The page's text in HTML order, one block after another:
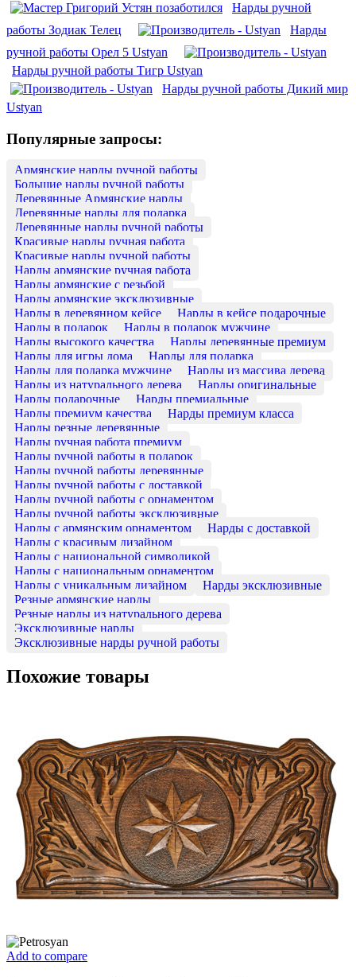
Нарды ручной
работы Зодиак Телец
Нарды
ручной работы Орел 5 Ustyan
Нарды ручной работы Тигр Ustyan
Нарды ручной работы Дикий мир
Ustyan
Популярные запросы:
Армянские нарды ручной работы
Большие нарды ручной работы
Деревянные Армянские нарды
Деревянные нарды для подарка
Деревянные нарды ручной работы
Красивые нарды ручная работа
Красивые нарды ручной работы
Нарды армянские ручная работа
Нарды армянские с резьбой
Нарды армянские эксклюзивные
Нарды в деревянном кейсе
Нарды в кейсе подарочные
Нарды в подарок
Нарды в подарок мужчине
Нарды высокого качества
Нарды деревянные премиум
Нарды для игры дома
Нарды для подарка
Нарды для подарка мужчине
Нарды из массива дерева
Нарды из натурального дерева
Нарды оригинальные
Нарды подарочные
Нарды премиальные
Нарды премиум качества
Нарды премиум класса
Нарды резные деревянные
Нарды ручная работа премиум
Нарды ручной работы в подарок
Нарды ручной работы деревянные
Нарды ручной работы с доставкой
Нарды ручной работы с орнаментом
Нарды ручной работы эксклюзивные
Нарды с армянским орнаментом
Нарды с доставкой
Нарды с красивым дизайном
Нарды с национальной символикой
Нарды с национальным орнаментом
Нарды с уникальным дизайном
Нарды эксклюзивные
Резные армянские нарды
Резные нарды из натурального дерева
Эксклюзивные нарды
Эксклюзивные нарды ручной работы
Похожие товары
Add to compare